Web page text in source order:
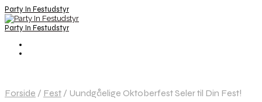
Party In Festudstyr
Party In Festudstyr
Forside / Fest / Uundgåelige Oktoberfest Seler til Din Fest!